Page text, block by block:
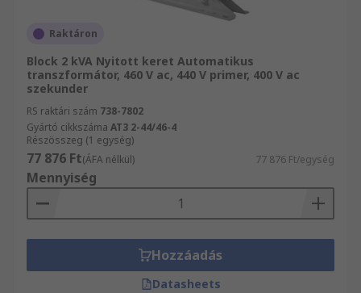
Raktáron
Block 2 kVA Nyitott keret Automatikus
transzformátor, 460 V ac, 440 V primer, 400 V ac
szekunder
RS raktári szám 738-7802
Gyártó cikkszáma AT3 2-44/46-4
Részösszeg (1 egység)
77 876 Ft(ÁFA nélkül) 77 876 Ft/egység
Mennyiség
Hozzáadás
Datasheets